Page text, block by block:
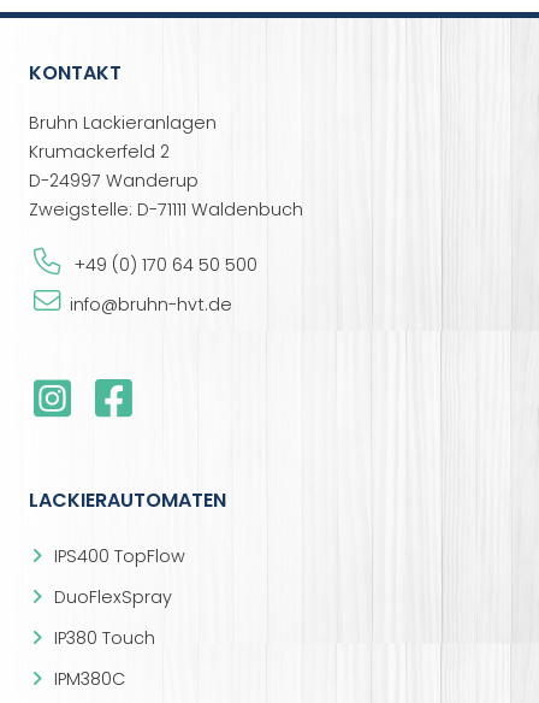
KONTAKT
Bruhn Lackieranlagen
Krumackerfeld 2
D-24997 Wanderup
Zweigstelle: D-71111 Waldenbuch
+49 (0) 170 64 50 500
info@bruhn-hvt.de
LACKIERAUTOMATEN
IPS400 TopFlow
DuoFlexSpray
IP380 Touch
IPM380C